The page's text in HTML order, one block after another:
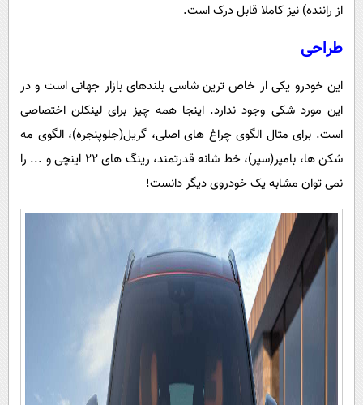
از راننده) نیز کاملا قابل درک است.
طراحی
این خودرو یکی از خاص ترین شاسی بلندهای بازار جهانی است و در
این مورد شکی وجود ندارد. اینجا همه چیز برای لینکلن اختصاصی
است. برای مثال الگوی چراغ های اصلی، گریل(جلوپنجره)، الگوی مه
شکن ها، بامپر(سپر)، خط شانه قدرتمند، رینگ های 22 اینچی و ... را
نمی توان مشابه یک خودروی دیگر دانست!